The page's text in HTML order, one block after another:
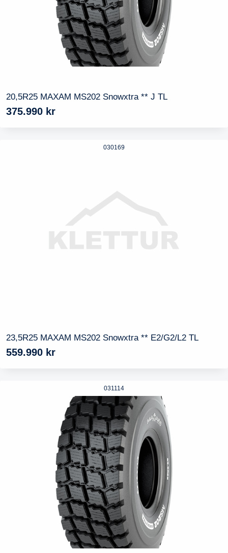
20,5R25 MAXAM MS202 Snowxtra ** J TL
375.990 kr
030169
23,5R25 MAXAM MS202 Snowxtra ** E2/G2/L2 TL
559.990 kr
031114